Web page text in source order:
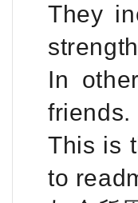
They
In
friends.
This is
to